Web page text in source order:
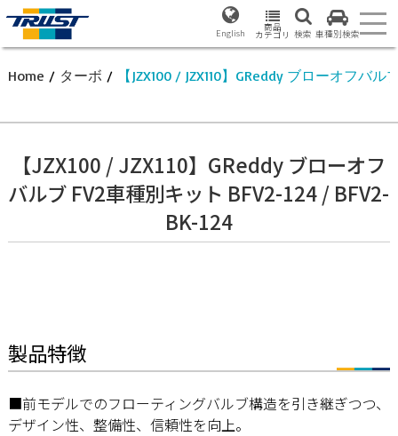
English 商品
カテゴリ 検索 車種別検索
Home / ターボ / 【JZX100 / JZX110】GReddy ブローオフバル
【JZX100 / JZX110】GReddy ブローオフ
バルブ FV2車種別キット BFV2-124 / BFV2-
BK-124
製品特徴
■前モデルでのフローティングバルブ構造を引き継ぎつつ、
デザイン性、整備性、信頼性を向上。